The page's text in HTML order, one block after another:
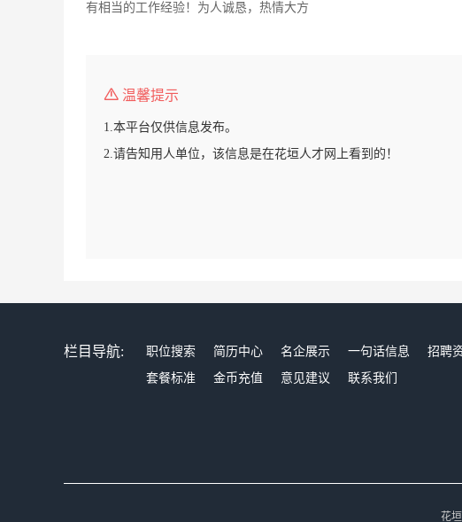
有相当的工作经验！为人诚恳，热情大方
温馨提示
1.本平台仅供信息发布。
2.请告知用人单位，该信息是在花垣人才网上看到的！
栏目导航: 职位搜索 简历中心 名企展示 一句话信息 招聘
套餐标准
金币充值 意见建议 联系我们
花